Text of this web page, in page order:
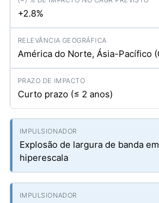
+2.8%
América do Norte, Ásia-Pacífico
Curto prazo (≤ 2 anos)
Explosão de largura de banda
hiperescala